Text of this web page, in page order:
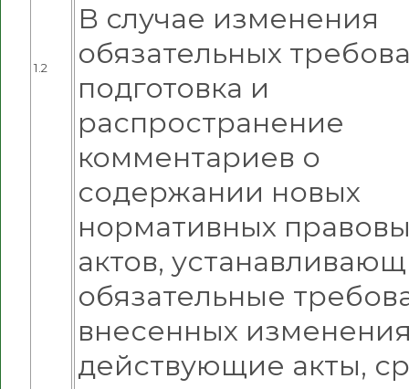
1.2
В случае изменения
обязательных
подготовка и
распространение
комментариев о
содержании новых
нормативных
актов,
обязательные
внесенных
действующие акты,